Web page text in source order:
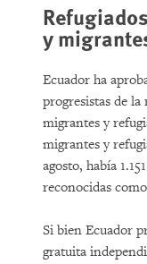
y
Ecuador ha
progresistas de
migrantes y
migrantes y
agosto, había
reconocidas
Si bien Ecuador
gratuita